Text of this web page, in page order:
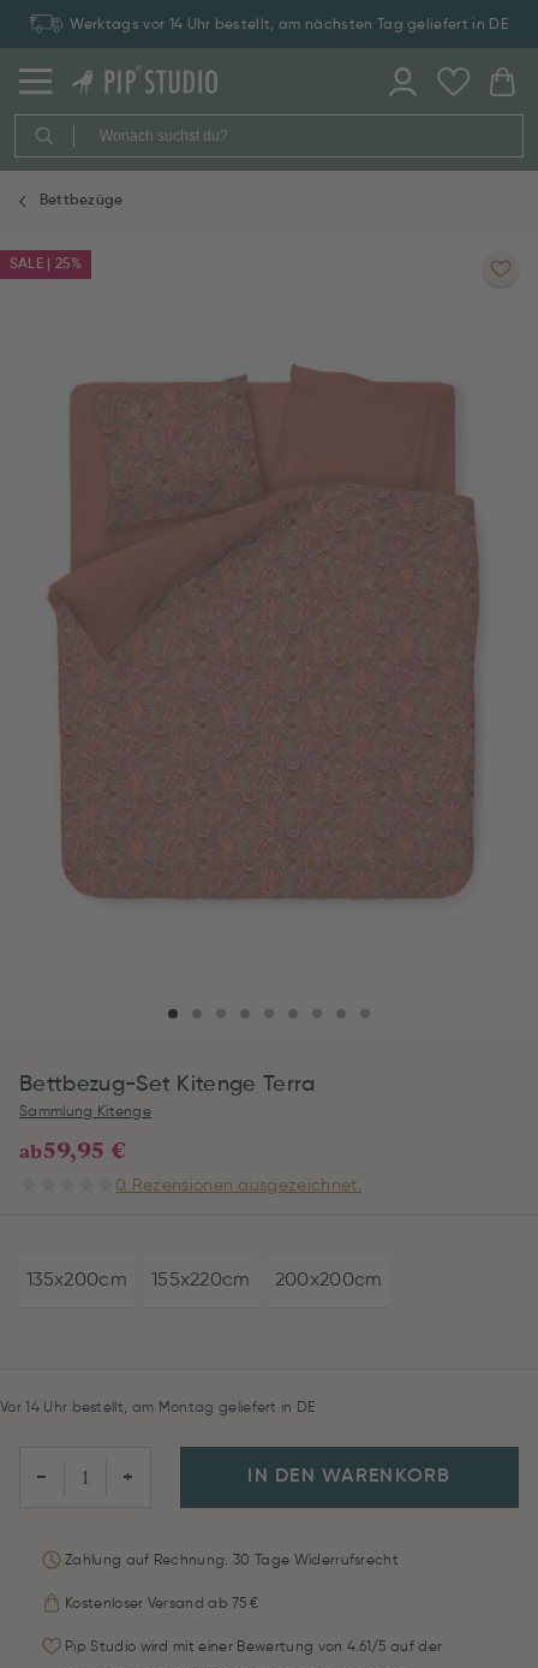
Werktags vor 14 Uhr bestellt, am nächsten Tag geliefert in DE
Bettbezüge
SALE | 25%
Bettbezug-Set Kitenge Terra
Sammlung Kitenge
ab59,95 €
0 Rezensionen ausgezeichnet.
135x200cm 155x220cm 200x200cm
Vor 14 Uhr bestellt, am Montag geliefert in DE
− + IN DEN WARENKORB
Zahlung auf Rechnung: 30 Tage Widerrufsrecht
Kostenloser Versand ab 75 €
Pip Studio wird mit einer Bewertung von 4.61/5 auf der